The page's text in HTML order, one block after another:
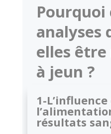
analyses
elles être
à jeun ?
1-L’influence
résultats